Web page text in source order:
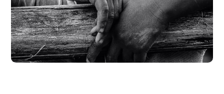
Rural Children
#CHARITY #DONATION